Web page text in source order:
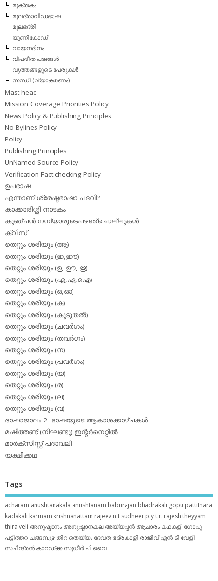
മുക്തകം
മൂലദ്രാവിഡഭാഷ
മൂലഭദ്രി
യൂണികോഡ്
വായനദിനം
വിപരീത പദങ്ങള്‍
വൃത്തങ്ങളുടെ പേരുകള്‍
സന്ധി (വ്യാകരണം)
Mast head
Mission Coverage Priorities Policy
News Policy & Publishing Principles
No Bylines Policy
Policy
Publishing Principles
UnNamed Source Policy
Verification Fact-checking Policy
ഉപഭാഷ
എന്താണ് ശ്രേഷ്ഠഭാഷാ പദവി?
കാക്കാരിശ്ശി നാടകം
കുഞ്ചന്‍ നമ്പ്യാരുടെപഴഞ്ചൊല്ലുകള്‍
ക്വിസ്
തെറ്റും ശരിയും (ആ)
തെറ്റും ശരിയും (ഇ,ഈ)
തെറ്റും ശരിയും (ഉ, ഊ, ഋ)
തെറ്റും ശരിയും (എ,ഏ,ഐ)
തെറ്റും ശരിയും (ഒ,ഓ)
തെറ്റും ശരിയും (ക)
തെറ്റും ശരിയും (കൂടുതല്‍)
തെറ്റും ശരിയും (ചവര്‍ഗം)
തെറ്റും ശരിയും (തവര്‍ഗം)
തെറ്റും ശരിയും (ന)
തെറ്റും ശരിയും (പവര്‍ഗം)
തെറ്റും ശരിയും (യ)
തെറ്റും ശരിയും (ര)
തെറ്റും ശരിയും (ല)
തെറ്റും ശരിയും (വ)
ഭാഷാജാലം 2- ഭാഷയുടെ ആകാശക്കാഴ്ചകള്‍
മഷിത്തണ്ട് (നിഘണ്ടു) ഇന്റര്‍നെറ്റില്‍
മാര്‍ക്‌സിസ്റ്റ് പദാവലി
യക്ഷിക്കഥ
Tags
acharam anushtanakala anushtanam baburajan bhadrakali gopu pattithara
kadakali karmam krishnanattam rajeev n.t sudheer p.yt.r. rajesh theyyam
thira veli അനുഷ്ഠാനം അനുഷ്ഠാനകല അയ്യപ്പന്‍ ആചാരം കഥകളി ഗോപു
പട്ടിത്തറ ചങ്ങമ്പുഴ തിറ തെയ്യം ദേവത ഭദ്രകാളി രാജീവ് എൻ ടി വേളി
സചീന്ദ്രന്‍ കാറഡ്ക്ക സുധീര്‍ പി വൈ